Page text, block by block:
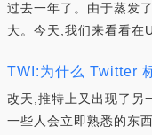
过去一年了。由于蒸发
大。今天,我们来看看在
TWI:为什么 Twitter
改天,推特上又出现了另
一些人会立即熟悉的东